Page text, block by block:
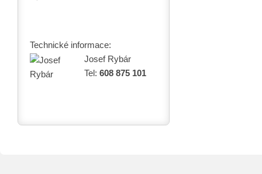
Technické informace:
Josef Rybár
Tel: 608 875 101